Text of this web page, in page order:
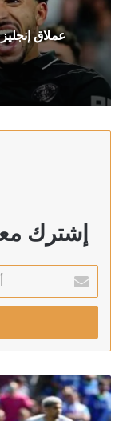
عملاق
إشترك
بريدك
الإلكتروني